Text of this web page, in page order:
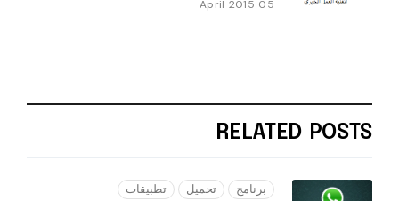
05 April 2015
RELATED POSTS
برنامج تحميل تطبيقات